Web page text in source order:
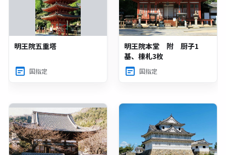
明王院五重塔
国指定
明王院本堂 附 厨子1
基、棟札3枚
国指定